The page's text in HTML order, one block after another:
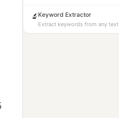
🔬 Keyword Extractor
Extract keywords from any text